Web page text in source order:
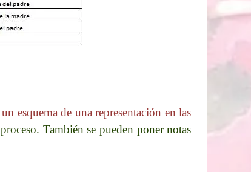
esquema de una representación en las
También se pueden poner notas